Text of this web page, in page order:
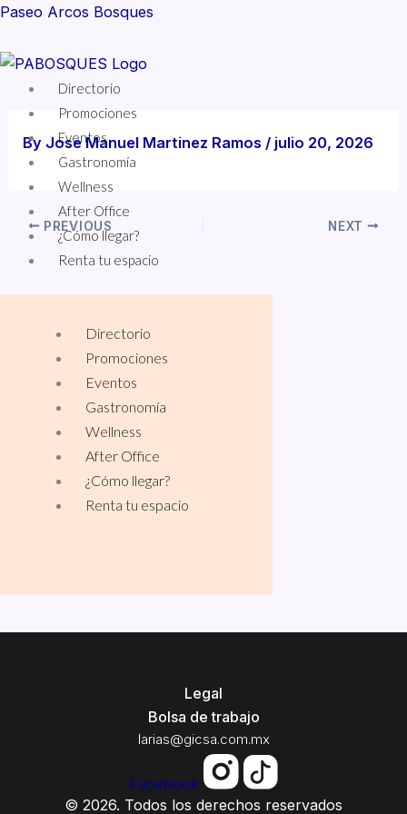
Skip
content
Paseo Arcos Bosques
Menu
Directorio
Promociones
Eventos
Gastronomía
Wellness
After Office
¿Cómo llegar?
Renta tu espacio
Directorio
Promociones
Eventos
Gastronomía
Wellness
After Office
¿Cómo llegar?
Renta tu espacio
By Jose Manuel Martinez Ramos / julio 20, 2026
PREVIOUS NEXT
Legal
Bolsa de trabajo
larias@gicsa.com.mx
Facebook
© 2026. Todos los derechos reservados